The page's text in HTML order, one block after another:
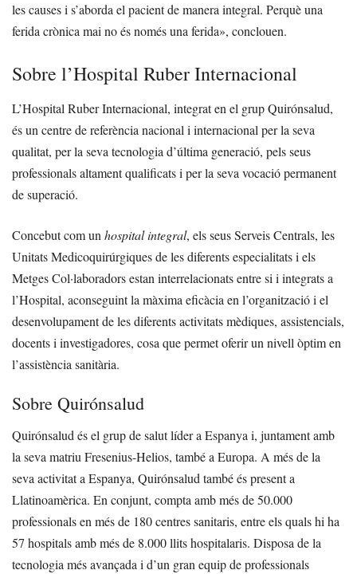
les causes i s’aborda el pacient de manera integral. Perquè una
ferida crònica mai no és només una ferida», conclouen.
Sobre l’Hospital Ruber Internacional
L’Hospital Ruber Internacional, integrat en el grup Quirónsalud,
és un centre de referència nacional i internacional per la seva
qualitat, per la seva tecnologia d’última generació, pels seus
professionals altament qualificats i per la seva vocació permanent
de superació.
Concebut com un hospital integral, els seus Serveis Centrals, les
Unitats Medicoquirúrgiques de les diferents especialitats i els
Metges Col·laboradors estan interrelacionats entre si i integrats a
l’Hospital, aconseguint la màxima eficàcia en l’organització i el
desenvolupament de les diferents activitats mèdiques, assistencials,
docents i investigadores, cosa que permet oferir un nivell òptim en
l’assistència sanitària.
Sobre Quirónsalud
Quirónsalud és el grup de salut líder a Espanya i, juntament amb
la seva matriu Fresenius-Helios, també a Europa. A més de la
seva activitat a Espanya, Quirónsalud també és present a
Llatinoamèrica. En conjunt, compta amb més de 50.000
professionals en més de 180 centres sanitaris, entre els quals hi ha
57 hospitals amb més de 8.000 llits hospitalaris. Disposa de la
tecnologia més avançada i d’un gran equip de professionals